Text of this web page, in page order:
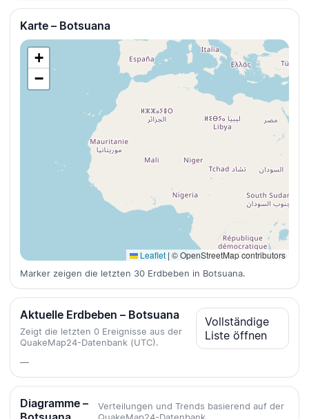
Karte – Botsuana
+
−
Leaflet | © OpenStreetMap contributors
Marker zeigen die letzten 30 Erdbeben in Botsuana.
Aktuelle Erdbeben – Botsuana
Zeigt die letzten 0 Ereignisse aus der
QuakeMap24-Datenbank (UTC).
Vollständige
Liste öffnen
—
Diagramme –
Verteilungen und Trends basierend auf der